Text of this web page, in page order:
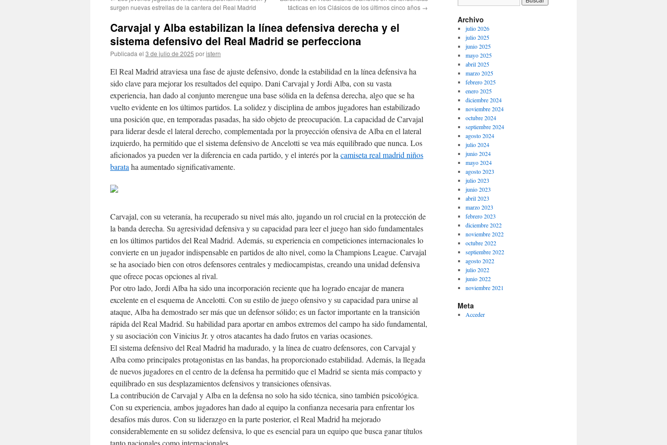
contenido
surgen nuevas estrellas de la cantera del Real Madrid
tácticas en los Clásicos de los últimos cinco años →
Carvajal y Alba estabilizan la línea defensiva derecha y el
sistema defensivo del Real Madrid se perfecciona
Publicada el 3 de julio de 2025 poristern
El Real Madrid atraviesa una fase de ajuste defensivo, donde la estabilidad en la línea defensiva ha
sido clave para mejorar los resultados del equipo. Dani Carvajal y Jordi Alba, con su vasta
experiencia, han dado al conjunto merengue una base sólida en la defensa derecha, algo que se ha
vuelto evidente en los últimos partidos. La solidez y disciplina de ambos jugadores han estabilizado
una posición que, en temporadas pasadas, ha sido objeto de preocupación. La capacidad de Carvajal
para liderar desde el lateral derecho, complementada por la proyección ofensiva de Alba en el lateral
izquierdo, ha permitido que el sistema defensivo de Ancelotti se vea más equilibrado que nunca. Los
aficionados ya pueden ver la diferencia en cada partido, y el interés por la camiseta real madrid niños
barata ha aumentado significativamente.
Carvajal, con su veteranía, ha recuperado su nivel más alto, jugando un rol crucial en la protección de
la banda derecha. Su agresividad defensiva y su capacidad para leer el juego han sido fundamentales
en los últimos partidos del Real Madrid. Además, su experiencia en competiciones internacionales lo
convierte en un jugador indispensable en partidos de alto nivel, como la Champions League. Carvajal
se ha asociado bien con otros defensores centrales y mediocampistas, creando una unidad defensiva
que ofrece pocas opciones al rival.
Por otro lado, Jordi Alba ha sido una incorporación reciente que ha logrado encajar de manera
excelente en el esquema de Ancelotti. Con su estilo de juego ofensivo y su capacidad para unirse al
ataque, Alba ha demostrado ser más que un defensor sólido; es un factor importante en la transición
rápida del Real Madrid. Su habilidad para aportar en ambos extremos del campo ha sido fundamental,
y su asociación con Vinicius Jr. y otros atacantes ha dado frutos en varias ocasiones.
El sistema defensivo del Real Madrid ha madurado, y la línea de cuatro defensores, con Carvajal y
Alba como principales protagonistas en las bandas, ha proporcionado estabilidad. Además, la llegada
de nuevos jugadores en el centro de la defensa ha permitido que el Madrid se sienta más compacto y
equilibrado en sus desplazamientos defensivos y transiciones ofensivas.
La contribución de Carvajal y Alba en la defensa no solo ha sido técnica, sino también psicológica.
Con su experiencia, ambos jugadores han dado al equipo la confianza necesaria para enfrentar los
desafíos más duros. Con su liderazgo en la parte posterior, el Real Madrid ha mejorado
considerablemente en su solidez defensiva, lo que es esencial para un equipo que busca ganar títulos
tanto nacionales como internacionales.
Archivo
julio 2026
julio 2025
junio 2025
mayo 2025
abril 2025
marzo 2025
febrero 2025
enero 2025
diciembre 2024
noviembre 2024
octubre 2024
septiembre 2024
agosto 2024
julio 2024
junio 2024
mayo 2024
agosto 2023
julio 2023
junio 2023
abril 2023
marzo 2023
febrero 2023
diciembre 2022
noviembre 2022
octubre 2022
septiembre 2022
agosto 2022
julio 2022
junio 2022
noviembre 2021
Meta
Acceder